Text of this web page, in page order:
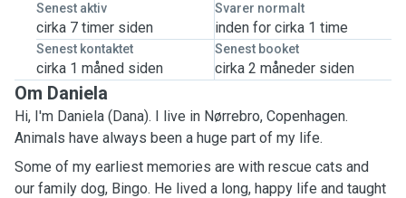
Senest aktiv
cirka 7 timer siden
Svarer normalt
inden for cirka 1 time
Senest kontaktet
cirka 1 måned siden
Senest booket
cirka 2 måneder siden
Om Daniela
Hi, I'm Daniela (Dana). I live in Nørrebro, Copenhagen.
Animals have always been a huge part of my life.
Some of my earliest memories are with rescue cats and
our family dog, Bingo. He lived a long, happy life and taught